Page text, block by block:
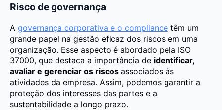
Risco de governança
A governança corporativa e o compliance têm um
grande papel na gestão eficaz dos riscos em uma
organização. Esse aspecto é abordado pela ISO
37000, que destaca a importância de identificar,
avaliar e gerenciar os riscos associados às
atividades da empresa. Assim, podemos garantir a
proteção dos interesses das partes e a
sustentabilidade a longo prazo.